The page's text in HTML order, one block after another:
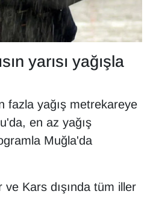
yarısı yağışla
fazla yağış metrekareye
en az yağış
Muğla'da
ve Kars dışında tüm iller